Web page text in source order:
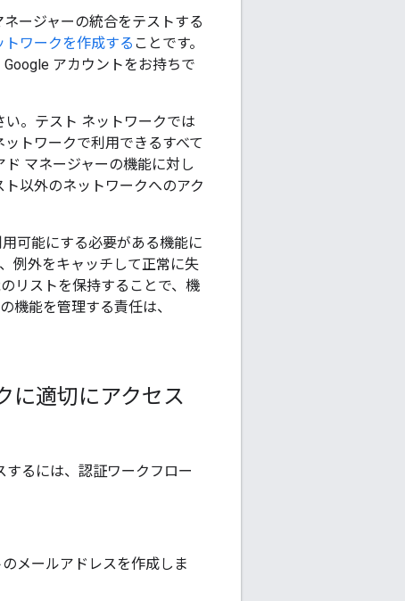
ージャーの統合をテストする
トワークを作成する ことです。
アカウントをお持ちで
い。テスト ネットワークでは
トワークで利用できるすべて
マネージャーの機能に対し
以外のネットワークへのアク
可能にする必要がある機能に
例外をキャッチして正常に失
リストを保持することで、機
機能を管理する責任は、
に適切にアクセス
るには、認証ワークフロー
メールアドレスを作成しま